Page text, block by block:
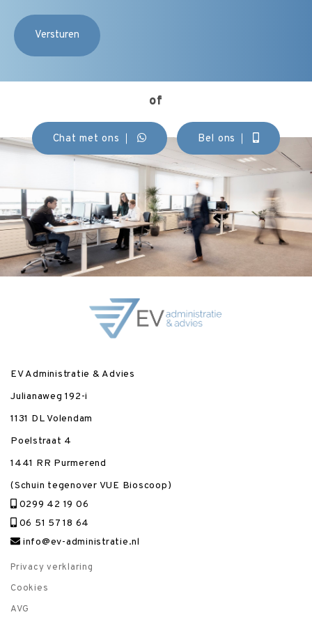
of
Chat met ons Bel ons
EV Administratie & Advies
Julianaweg 192-i
1131 DL Volendam
Poelstraat 4
1441 RR Purmerend
(Schuin tegenover VUE Bioscoop)
0299 42 19 06
06 51 57 18 64
info@ev-administratie.nl
Privacy verklaring
Cookies
AVG